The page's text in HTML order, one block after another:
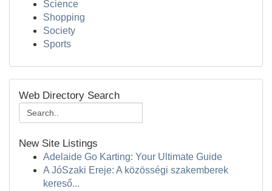
Science
Shopping
Society
Sports
Web Directory Search
New Site Listings
Adelaide Go Karting: Your Ultimate Guide
A JóSzaki Ereje: A közösségi szakemberek
kereső...